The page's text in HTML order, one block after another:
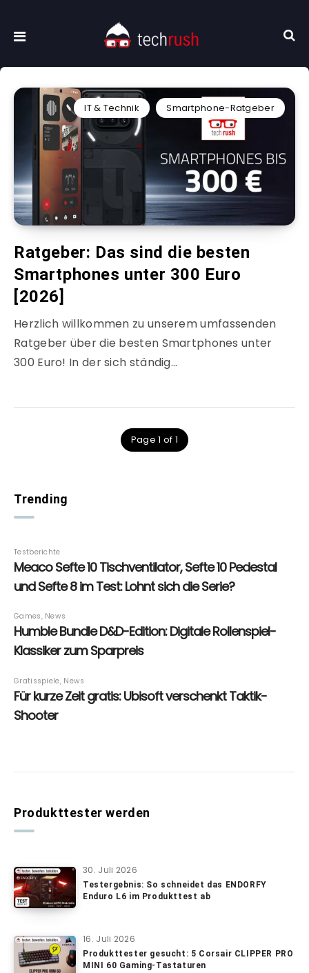
IT & Technik Smartphone-Ratgeber
Ratgeber: Das sind die besten
Smartphones unter 300 Euro
[2026]
Herzlich willkommen zu unserem umfassenden
Ratgeber über die besten Smartphones unter
300 Euro! In der sich ständig…
Page 1 of 1
Trending
Produkttester werden
30. Juli 2026
Testergebnis: So schneidet das ENDORFY
Enduro L6 im Produkttest ab
16. Juli 2026
Produkttester gesucht: 5 Corsair CLIPPER PRO
MINI 60 Gaming-Tastaturen